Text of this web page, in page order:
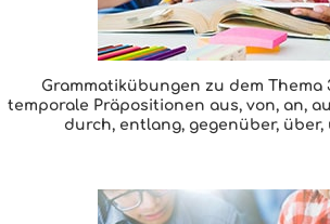
Grammatikübungen zu dem Thema
temporale Präpositionen aus, von, an,
durch, entlang, gegenüber, über,